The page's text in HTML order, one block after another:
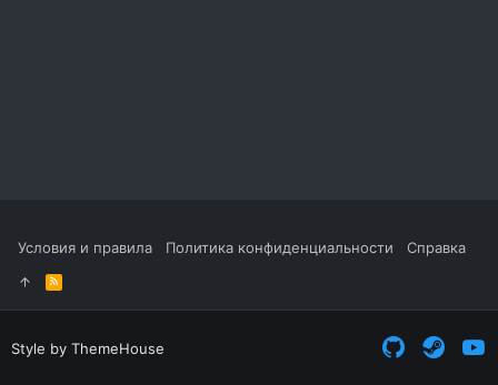
Условия и правила Политика конфиденциальности Справка
R
S
S
Style by ThemeHouse